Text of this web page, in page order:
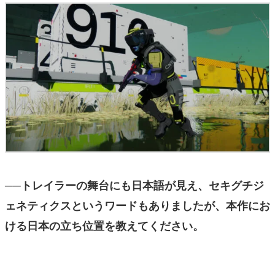
──トレイラーの舞台にも日本語が見え、セキグチジ
ェネティクスというワードもありましたが、本作にお
ける日本の立ち位置を教えてください。